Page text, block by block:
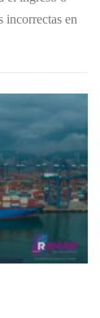
incorrectas en